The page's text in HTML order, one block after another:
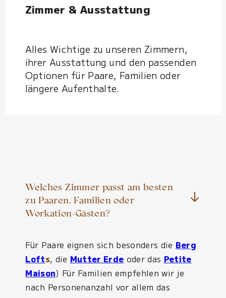
Zimmer & Ausstattung
Alles Wichtige zu unseren Zimmern,
ihrer Ausstattung und den passenden
Optionen für Paare, Familien oder
längere Aufenthalte.
Welches Zimmer passt am besten
zu Paaren, Familien oder
Workation-Gästen?
Für Paare eignen sich besonders die Berg
Lofts, die Mutter Erde oder das Petite
Maison) Für Familien empfehlen wir je
nach Personenanzahl vor allem das